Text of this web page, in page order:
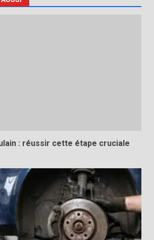
: réussir cette étape cruciale